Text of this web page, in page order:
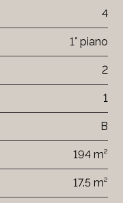
4
1° piano
2
1
B
194 m²
17.5 m²